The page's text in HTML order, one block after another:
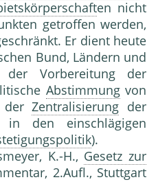
en nicht
getroffen werden,
Er dient heute
Bund, Ländern und
Vorbereitung der
Abstimmungvon
derZentralisierung der
in den einschlägigen
).
K.-H., Gesetz zur
2.Aufl., Stuttgart